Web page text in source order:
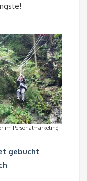
im Personalmarketing
gebucht